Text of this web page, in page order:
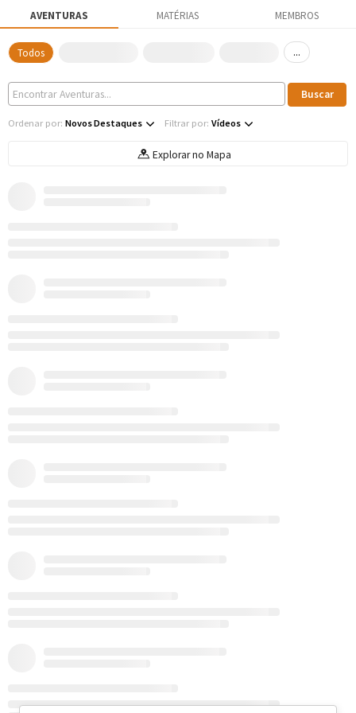
AVENTURAS MATÉRIAS MEMBROS
Todos ...
Ordenar por: Novos Destaques Filtrar por: Vídeos
Explorar no Mapa